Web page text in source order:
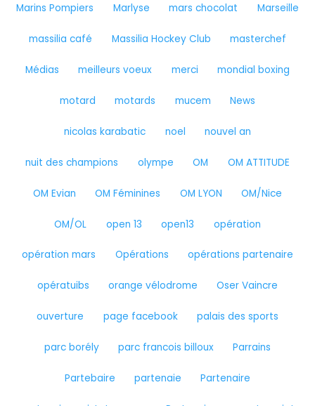
Marins Pompiers Marlyse mars chocolat Marseille
massilia café Massilia Hockey Club masterchef
Médias meilleurs voeux merci mondial boxing
motard motards mucem News
nicolas karabatic noel nouvel an
nuit des champions olympe OM OM ATTITUDE
OM Evian OM Féminines OM LYON OM/Nice
OM/OL open 13 open13 opération
opération mars Opérations opérations partenaire
opératuibs orange vélodrome Oser Vaincre
ouverture page facebook palais des sports
parc borély parc francois billoux Parrains
Partebaire partenaie Partenaire